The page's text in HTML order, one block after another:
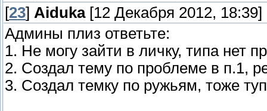
[23] Aiduka[12 Декабря 2012, 18:39]
Админы плиз ответьте:
1. Не могу зайти в личку, типа нет
2. Создал тему по проблеме в п.1,
3. Создал темку по ружьям, тоже